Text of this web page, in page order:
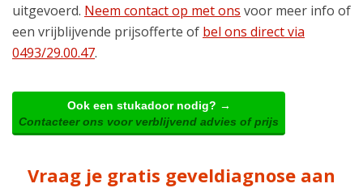
uitgevoerd. Neem contact op met ons voor meer info of
een vrijblijvende prijsofferte of bel ons direct via
0493/29.00.47.
Ook een stukadoor nodig? →
Contacteer ons voor verblijvend advies of prijs
Vraag je gratis geveldiagnose aan